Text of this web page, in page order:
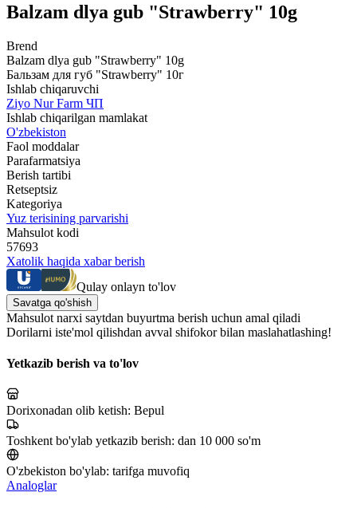
Balzam dlya gub "Strawberry" 10g
Brend
Balzam dlya gub "Strawberry" 10g
Бальзам для губ "Strawberry" 10г
Ishlab chiqaruvchi
Ziyo Nur Farm ЧП
Ishlab chiqarilgan mamlakat
O'zbekiston
Faol moddalar
Parafarmatsiya
Berish tartibi
Retseptsiz
Kategoriya
Yuz terisining parvarishi
Mahsulot kodi
57693
Xatolik haqida xabar berish
Qulay onlayn to'lov
Savatga qo'shish
Mahsulot narxi saytdan buyurtma berish uchun amal qiladi
Dorilarni iste'mol qilishdan avval shifokor bilan maslahatlashing!
Yetkazib berish va to'lov
Dorixonadan olib ketish: Bepul
Toshkent bo'ylab yetkazib berish: dan 10 000 so'm
O'zbekiston bo'ylab: tarifga muvofiq
Analoglar